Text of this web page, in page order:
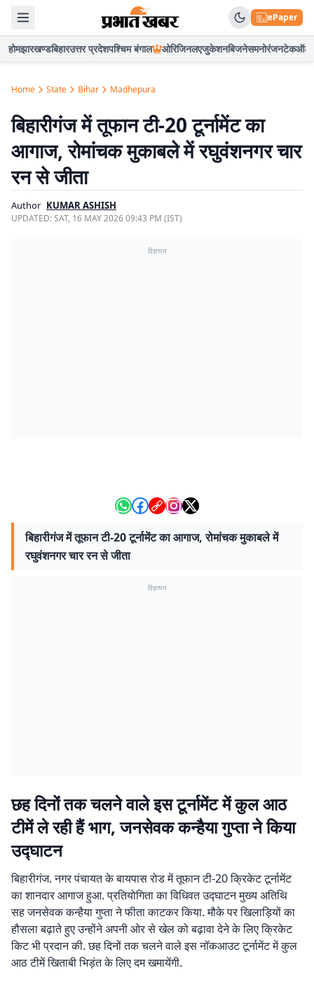
ePaper
होमझारखण्डबिहारउत्तर प्रदेशपश्चिम बंगाल ओरिजिनलएजुकेशनबिजनेसमनोरंजनटेकऑटो
Home State Bihar Madhepura
बिहारीगंज में तूफान टी-20 टूर्नामेंट का
आगाज, रोमांचक मुकाबले में रघुवंशनगर चार
रन से जीता
Author KUMAR ASHISH
UPDATED:SAT, 16 MAY 2026 09:43 PM (IST)
विज्ञापन
बिहारीगंज में तूफान टी-20 टूर्नामेंट का आगाज, रोमांचक मुकाबले में
रघुवंशनगर चार रन से जीता
विज्ञापन
छह दिनों तक चलने वाले इस टूर्नामेंट में कुल आठ
टीमें ले रही हैं भाग, जनसेवक कन्हैया गुप्ता ने किया
उद्घाटन
बिहारीगंज. नगर पंचायत के बायपास रोड में तूफान टी-20 क्रिकेट टूर्नामेंट
का शानदार आगाज हुआ. प्रतियोगिता का विधिवत उद्घाटन मुख्य अतिथि
सह जनसेवक कन्हैया गुप्ता ने फीता काटकर किया. मौके पर खिलाड़ियों का
हौसला बढ़ाते हुए उन्होंने अपनी ओर से खेल को बढ़ावा देने के लिए क्रिकेट
किट भी प्रदान की. छह दिनों तक चलने वाले इस नॉकआउट टूर्नामेंट में कुल
आठ टीमें खिताबी भिड़ंत के लिए दम खमायेंगी.